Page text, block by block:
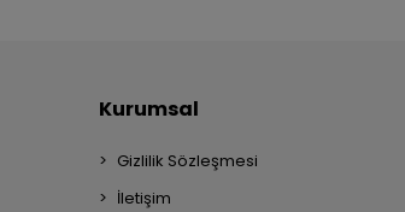
Kurumsal
Gizlilik Sözleşmesi
İletişim